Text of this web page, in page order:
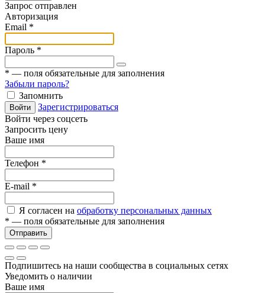
Запрос отправлен
Авторизация
Email *
Пароль *
* — поля обязательные для заполнения
Забыли пароль?
Запомнить
Войти
Зарегистрироваться
Войти через соцсеть
Запросить цену
Ваше имя
Телефон *
E-mail *
Я согласен на обработку персональных данных
* — поля обязательные для заполнения
Отправить
Подпишитесь на наши сообщества в социальных сетях
Уведомить о наличии
Ваше имя